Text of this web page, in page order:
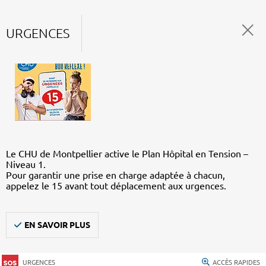
URGENCES
Le CHU de Montpellier active le Plan Hôpital en Tension –
Niveau 1.
Pour garantir une prise en charge adaptée à chacun,
appelez le 15 avant tout déplacement aux urgences.
EN SAVOIR PLUS
URGENCES ACCÈS RAPIDES